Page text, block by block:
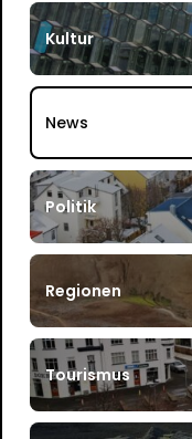
Kultur
News
Politik
Regionen
Tourismus